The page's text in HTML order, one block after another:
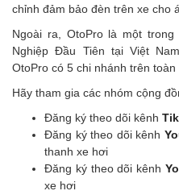
chỉnh đảm bảo đèn trên xe cho
Ngoài ra, OtoPro là một
Nghiệp Đầu Tiên tại Việt
OtoPro có 5 chi nhánh trên
Hãy tham gia các nhóm cộng
Đăng ký theo dõi kênh
Đăng ký theo dõi kênh
thanh xe hơi
Đăng ký theo dõi kênh
xe hơi